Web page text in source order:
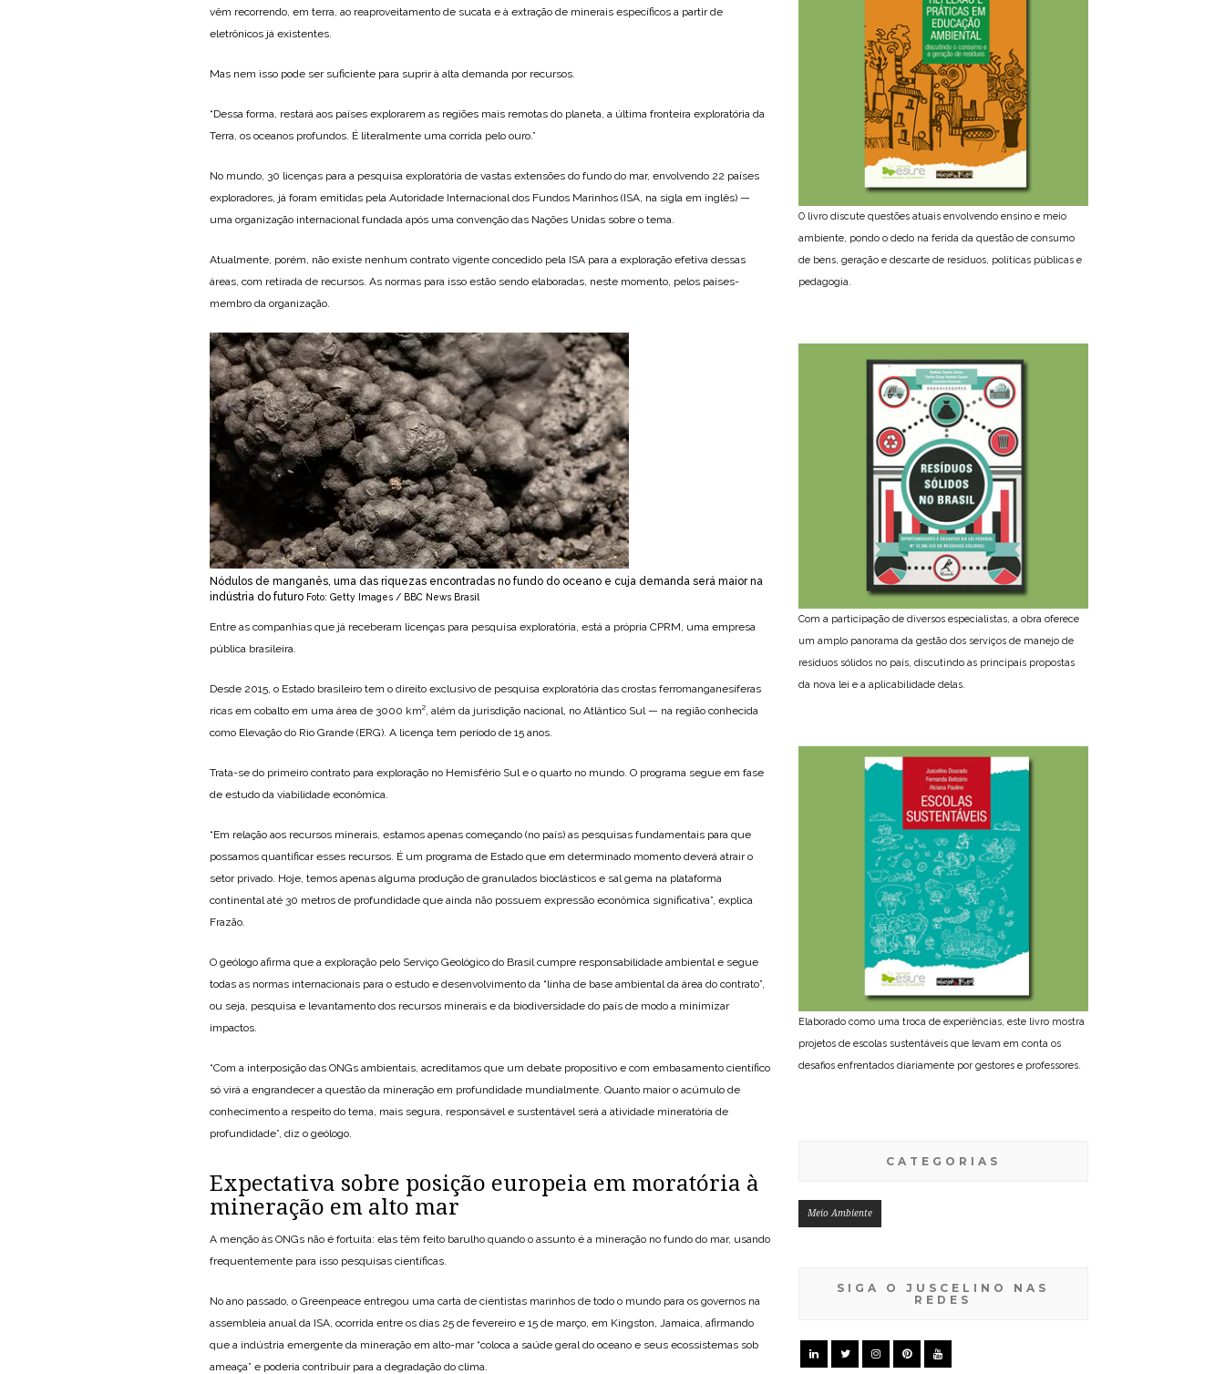
vêm recorrendo, em terra, ao reaproveitamento de sucata e à extração de minerais específicos a partir de
eletrônicos já existentes.
Mas nem isso pode ser suficiente para suprir à alta demanda por recursos.
“Dessa forma, restará aos países explorarem as regiões mais remotas do planeta, a última fronteira exploratória da
Terra, os oceanos profundos. É literalmente uma corrida pelo ouro.”
No mundo, 30 licenças para a pesquisa exploratória de vastas extensões do fundo do mar, envolvendo 22 países
exploradores, já foram emitidas pela Autoridade Internacional dos Fundos Marinhos (ISA, na sigla em inglês) —
uma organização internacional fundada após uma convenção das Nações Unidas sobre o tema.
Atualmente, porém, não existe nenhum contrato vigente concedido pela ISA para a exploração efetiva dessas
áreas, com retirada de recursos. As normas para isso estão sendo elaboradas, neste momento, pelos países-
membro da organização.
Nódulos de manganês, uma das riquezas encontradas no fundo do oceano e cuja demanda será maior na
indústria do futuro Foto: Getty Images / BBC News Brasil
Entre as companhias que já receberam licenças para pesquisa exploratória, está a própria CPRM, uma empresa
pública brasileira.
Desde 2015, o Estado brasileiro tem o direito exclusivo de pesquisa exploratória das crostas ferromanganesíferas
ricas em cobalto em uma área de 3000 km², além da jurisdição nacional, no Atlântico Sul — na região conhecida
como Elevação do Rio Grande (ERG). A licença tem período de 15 anos.
Trata-se do primeiro contrato para exploração no Hemisfério Sul e o quarto no mundo. O programa segue em fase
de estudo da viabilidade econômica.
“Em relação aos recursos minerais, estamos apenas começando (no país) as pesquisas fundamentais para que
possamos quantificar esses recursos. É um programa de Estado que em determinado momento deverá atrair o
setor privado. Hoje, temos apenas alguma produção de granulados bioclásticos e sal gema na plataforma
continental até 30 metros de profundidade que ainda não possuem expressão econômica significativa”, explica
Frazão.
O geólogo afirma que a exploração pelo Serviço Geológico do Brasil cumpre responsabilidade ambiental e segue
todas as normas internacionais para o estudo e desenvolvimento da “linha de base ambiental da área do contrato”,
ou seja, pesquisa e levantamento dos recursos minerais e da biodiversidade do país de modo a minimizar
impactos.
“Com a interposição das ONGs ambientais, acreditamos que um debate propositivo e com embasamento científico
só virá a engrandecer a questão da mineração em profundidade mundialmente. Quanto maior o acúmulo de
conhecimento a respeito do tema, mais segura, responsável e sustentável será a atividade mineratória de
profundidade”, diz o geólogo.
Expectativa sobre posição europeia em moratória à
mineração em alto mar
A menção às ONGs não é fortuita: elas têm feito barulho quando o assunto é a mineração no fundo do mar, usando
frequentemente para isso pesquisas científicas.
No ano passado, o Greenpeace entregou uma carta de cientistas marinhos de todo o mundo para os governos na
assembleia anual da ISA, ocorrida entre os dias 25 de fevereiro e 15 de março, em Kingston, Jamaica, afirmando
que a indústria emergente da mineração em alto-mar “coloca a saúde geral do oceano e seus ecossistemas sob
ameaça” e poderia contribuir para a degradação do clima.
O livro discute questões atuais envolvendo ensino e meio
ambiente, pondo o dedo na ferida da questão de consumo
de bens, geração e descarte de resíduos, políticas públicas e
pedagogia.
Com a participação de diversos especialistas, a obra oferece
um amplo panorama da gestão dos serviços de manejo de
resíduos sólidos no país, discutindo as principais propostas
da nova lei e a aplicabilidade delas.
Elaborado como uma troca de experiências, este livro mostra
projetos de escolas sustentáveis que levam em conta os
desafios enfrentados diariamente por gestores e professores.
CATEGORIAS
Meio Ambiente
SIGA O JUSCELINO NAS
REDES